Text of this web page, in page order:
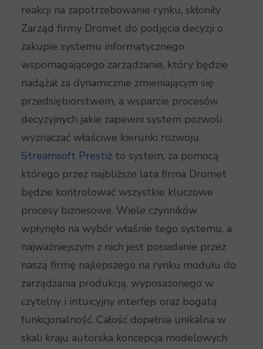
reakcji na zapotrzebowanie rynku, skłoniły
Zarząd firmy Dromet do podjęcia decyzji o
zakupie systemu informatycznego
wspomagającego zarządzanie, który będzie
nadążał za dynamicznie zmieniającym się
przedsiębiorstwem, a wsparcie procesów
decyzyjnych jakie zapewni system pozwoli
wyznaczać właściwe kierunki rozwoju.
Streamsoft Prestiż to system, za pomocą
którego przez najbliższe lata firma Dromet
będzie kontrolować wszystkie kluczowe
procesy biznesowe. Wiele czynników
wpłynęło na wybór właśnie tego systemu, a
najważniejszym z nich jest posiadanie przez
naszą firmę najlepszego na rynku modułu do
zarządzania produkcją, wyposażonego w
czytelny i intuicyjny interfejs oraz bogatą
funkcjonalność. Całość dopełnia unikalna w
skali kraju autorska koncepcja modelowych